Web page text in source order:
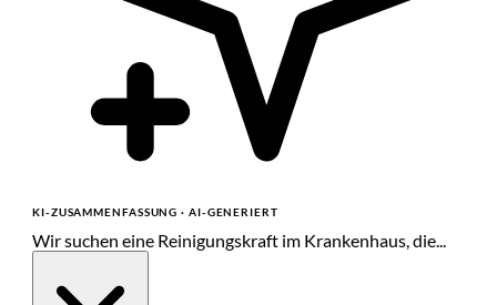
KI-ZUSAMMENFASSUNG· AI-GENERIERT
Wir suchen eine Reinigungskraft im Krankenhaus, die...